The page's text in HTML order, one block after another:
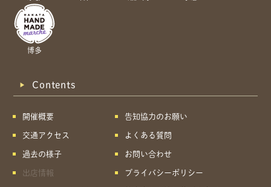
博多
Contents
開催概要
交通アクセス
過去の様子
出店情報
告知協力のお願い
よくある質問
お問い合わせ
プライバシーポリシー